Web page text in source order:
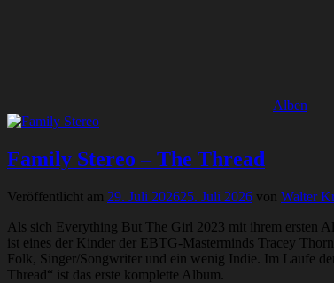
Alben
Family Stereo – The Thread
Veröffentlicht am 29. Juli 202625. Juli 2026 von Walter
Als sich Everything But The Girl 2023 mit ihrem ersten
ist eines der Kinder der EBTG-Masterminds Tracey
Folk, Singer/Songwriter und ein wenig Indie. Im Laufe
Thread“ ist das erste komplette Album.